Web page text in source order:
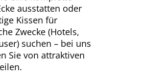
ausstatten oder
Kissen für
Zwecke (Hotels,
suchen – bei uns
Sie von attraktiven